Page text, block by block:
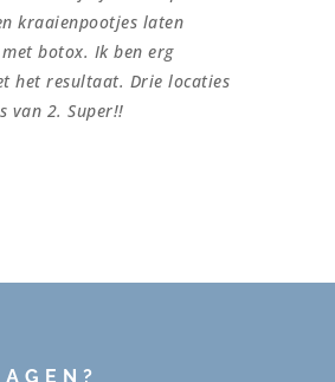
kraaienpootjes laten
botox. Ik ben erg
het resultaat. Drie locaties
van 2. Super!!